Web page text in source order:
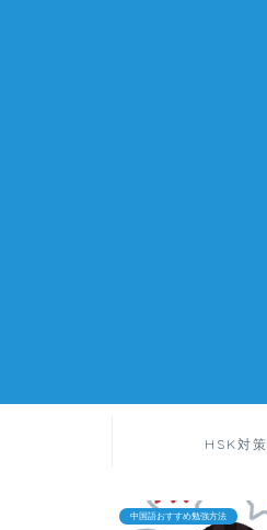
HSK対策
中国語おすすめ勉強方法